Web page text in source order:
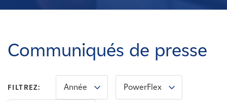
Carrières
Nouvelles
Communiqués de presse
FILTREZ: Année PowerFlex